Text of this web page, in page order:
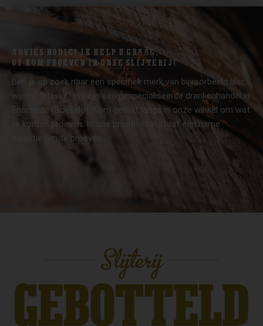
ADVIES NODIG? IK HELP U GRAAG.
OF KOM PROEVEN IN ONZE SLIJTERIJ!
Ben je op zoek naar een specifiek merk van bijvoorbeeld bier,
wijn of Whisky? Wij zijn een gespecialiseerde drankenhandel in
Enschede (Boekelo). Kom gerust langs in onze winkel om wat
te komen proeven. In ons proeflokaal staat een ruime
selectie om te proeven.